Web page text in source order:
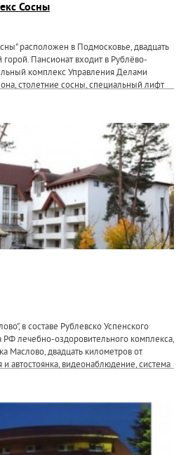
Сосны
расположен в Подмосковье, двадцать
Пансионат входит в Рублёво-
комплекс Управления Делами
столетние сосны, специальный лифт
в составе Рублевско Успенского
лечебно-оздоровительного комплекса,
Маслово, двадцать километров от
автостоянка, видеонаблюдение, система